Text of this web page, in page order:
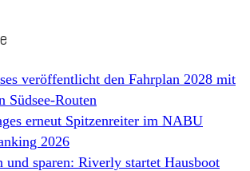
veröffentlicht den Fahrplan 2028 mit
Südsee-Routen
erneut Spitzenreiter im NABU
2026
und sparen: Riverly startet Hausboot